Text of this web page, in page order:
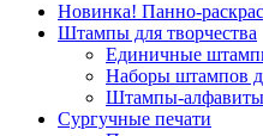
Новинка! Панно-
Штампы для творчества
Единичные
Наборы штампов
Штампы-алфавиты
Сургучные печати